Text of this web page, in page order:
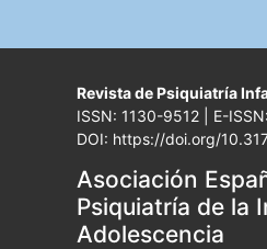
Revista de Psiquiatría
ISSN: 1130-9512 | E-
DOI: https://doi.org/
Asociación
Psiquiatría de la
Adolescencia